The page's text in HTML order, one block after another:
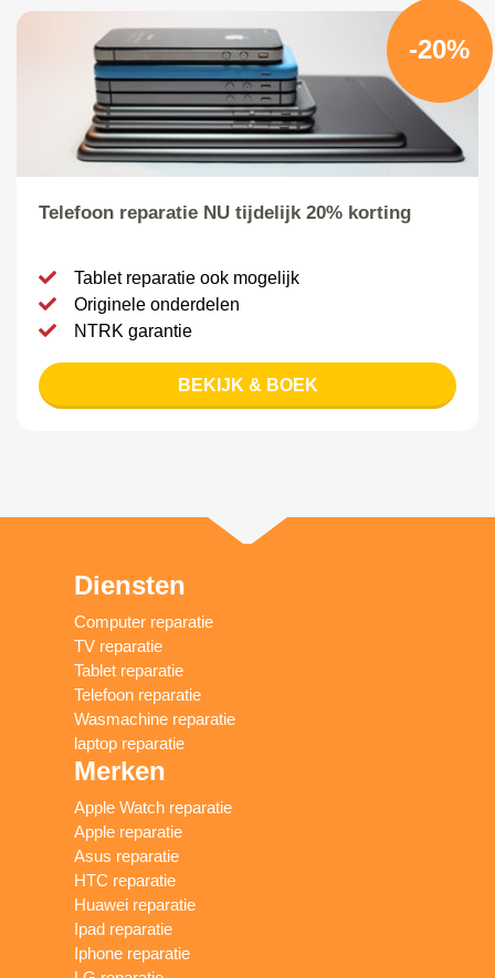
-20%
Telefoon reparatie NU tijdelijk 20% korting
Tablet reparatie ook mogelijk
Originele onderdelen
NTRK garantie
BEKIJK & BOEK
Diensten
Computer reparatie
TV reparatie
Tablet reparatie
Telefoon reparatie
Wasmachine reparatie
laptop reparatie
Merken
Apple Watch reparatie
Apple reparatie
Asus reparatie
HTC reparatie
Huawei reparatie
Ipad reparatie
Iphone reparatie